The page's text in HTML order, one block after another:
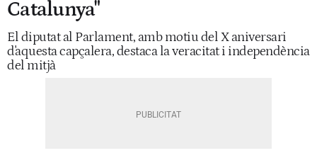
Catalunya"
El diputat al Parlament, amb motiu del X aniversari
d'aquesta capçalera, destaca la veracitat i independència
del mitjà